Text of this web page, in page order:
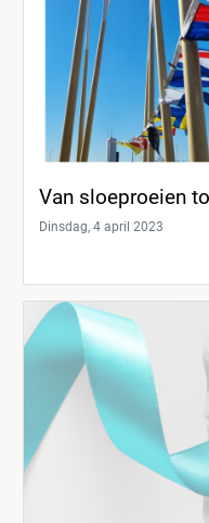
Van sloeproeien
Dinsdag, 4 april 2023